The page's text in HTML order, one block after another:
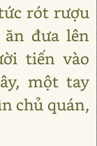
rót rượu
đưa lên
tiến vào
một tay
chủ quán,